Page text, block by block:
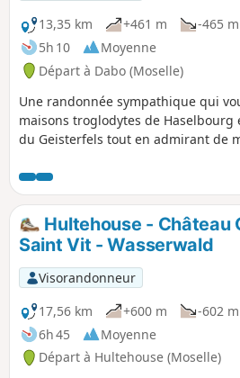
13,35 km
+461 m
-465 m
5h 10
Moyenne
Départ à Dabo (Moselle)
Une randonnée sympathique qui
maisons troglodytes de
du Geisterfels tout en admirant de
Hultehouse - Château
Saint Vit - Wasserwald
Visorandonneur
17,56 km
+600 m
-602 m
6h 45
Moyenne
Départ à Hultehouse (Moselle)